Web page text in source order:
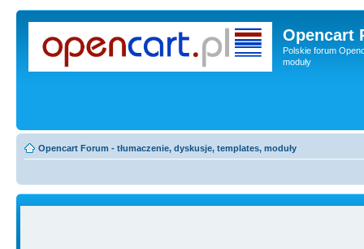
Opencart
Polskie forum
moduły
Opencart Forum - tłumaczenie, dyskusje, templates, moduły